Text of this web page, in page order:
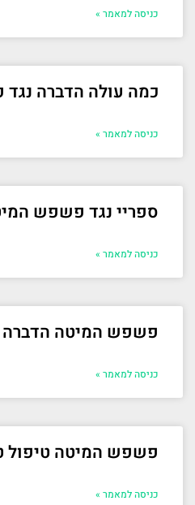
כניסה למאמר »
כמה עולה הדברה
כניסה למאמר »
ספריי נגד פשפש
כניסה למאמר »
פשפש המיטה הדברה
כניסה למאמר »
פשפש המיטה טיפול
כניסה למאמר »